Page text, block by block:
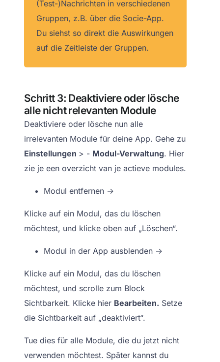
(Test-)Nachrichten in verschiedenen
Gruppen, z.B. über die Socie-App.
Du siehst so direkt die Auswirkungen
auf die Zeitleiste der Gruppen.
Schritt 3: Deaktiviere oder lösche
alle nicht relevanten Module
Deaktiviere oder lösche nun alle
irrelevanten Module für deine App. Gehe zu
Einstellungen > - Modul-Verwaltung. Hier
zie je een overzicht van je actieve modules.
Modul entfernen ->
Klicke auf ein Modul, das du löschen
möchtest, und klicke oben auf „Löschen“.
Modul in der App ausblenden ->
Klicke auf ein Modul, das du löschen
möchtest, und scrolle zum Block
Sichtbarkeit. Klicke hier Bearbeiten. Setze
die Sichtbarkeit auf „deaktiviert“.
Tue dies für alle Module, die du jetzt nicht
verwenden möchtest. Später kannst du